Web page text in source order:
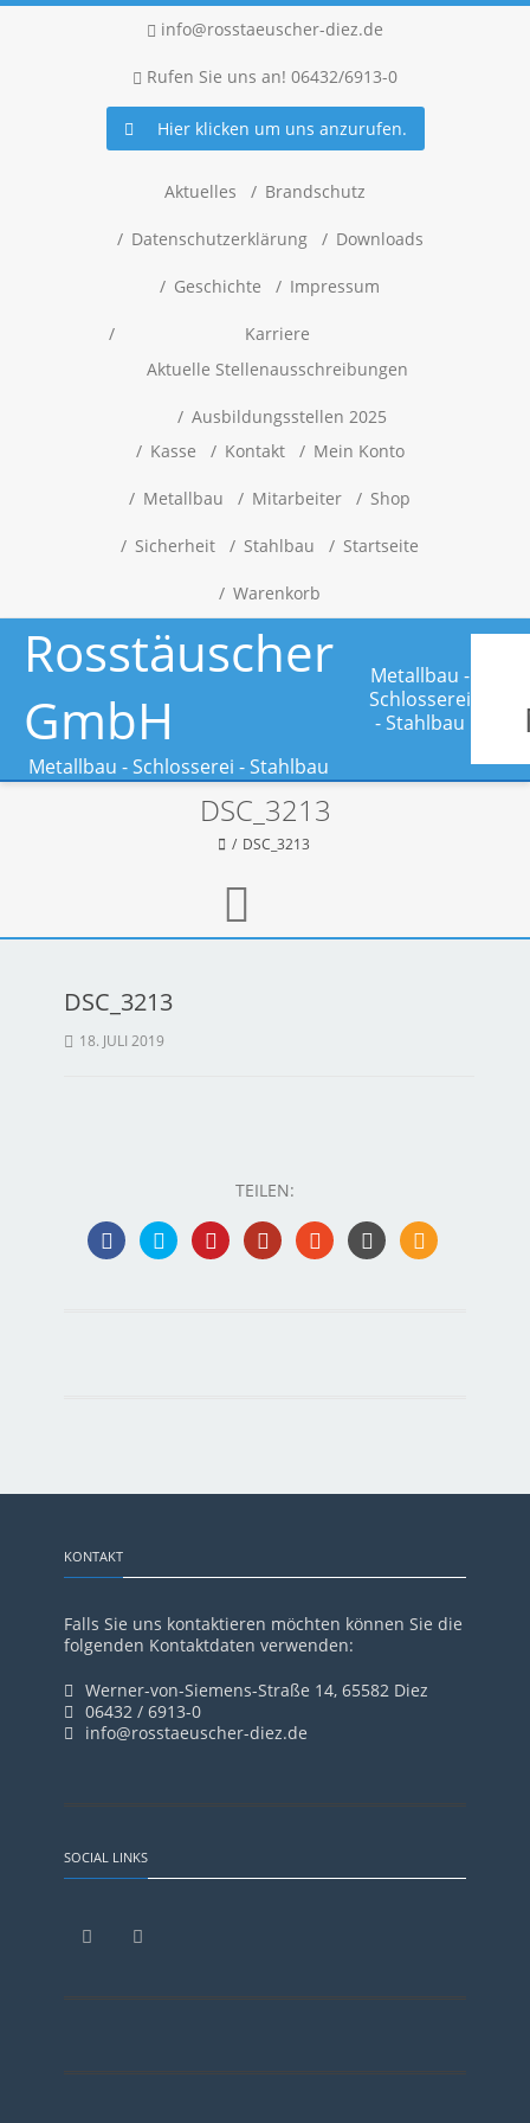
info@rosstaeuscher-diez.de
Rufen Sie uns an! 06432/6913-0
Hier klicken um uns anzurufen.
Aktuelles Brandschutz
Datenschutzerklärung Downloads
Geschichte Impressum
Karriere
Aktuelle Stellenausschreibungen
Ausbildungsstellen 2025
Kasse
Kontakt Mein Konto
Metallbau Mitarbeiter Shop
Sicherheit Stahlbau Startseite
Warenkorb
Rosstäuscher
GmbH
Metallbau - Schlosserei - Stahlbau
Metallbau -
Schlosserei
- Stahlbau
DSC_3213
DSC_3213
DSC_3213
18. JULI 2019
TEILEN:
KONTAKT
Falls Sie uns kontaktieren möchten können Sie die
folgenden Kontaktdaten verwenden:
Werner-von-Siemens-Straße 14, 65582 Diez
06432 / 6913-0
info@rosstaeuscher-diez.de
SOCIAL LINKS